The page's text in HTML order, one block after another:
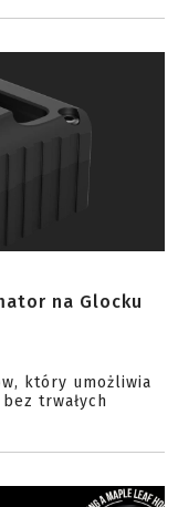
na Glocku
który umożliwia
trwałych